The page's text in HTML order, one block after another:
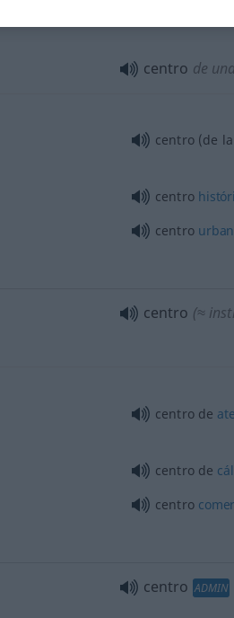
centro de
centro (de
centro
centro
centro (≈
centro de
centro de
centro
centro ADMIN